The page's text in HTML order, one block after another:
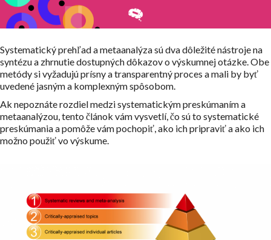
Systematický prehľad a metaanalýza sú dva dôležité nástroje na
syntézu a zhrnutie dostupných dôkazov o výskumnej otázke. Obe
metódy si vyžadujú prísny a transparentný proces a mali by byť
uvedené jasným a komplexným spôsobom.
Ak nepoznáte rozdiel medzi systematickým preskúmaním a
metaanalýzou, tento článok vám vysvetlí, čo sú to systematické
preskúmania a pomôže vám pochopiť, ako ich pripraviť a ako ich
možno použiť vo výskume.